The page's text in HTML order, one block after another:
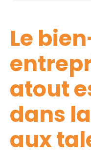
Le
atout
dans
aux